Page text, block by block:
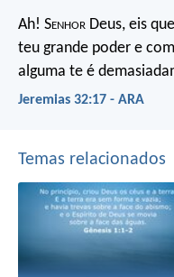
Ah! Senhor Deus, eis
teu grande poder e
alguma te é
Jeremias 32:17 - ARA
Temas relacionados